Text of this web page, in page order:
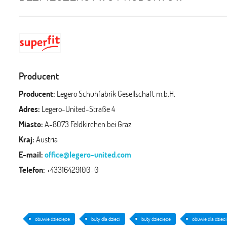
Producent
Producent: Legero Schuhfabrik Gesellschaft m.b.H.
Adres: Legero-United-Straße 4
Miasto:A-8073 Feldkirchen bei Graz
Kraj:Austria
E-mail:office@legero-united.com
Telefon:+43316429100-0
obuwie dziecięce buty dla dzieci buty dziecięce obuwie dla dzieci